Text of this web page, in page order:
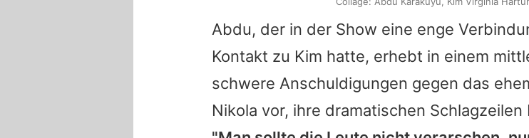
Abdu, der in der Show eine enge
Kontakt zu Kim hatte, erhebt in einem
schwere Anschuldigungen gegen das
Nikola vor, ihre dramatischen